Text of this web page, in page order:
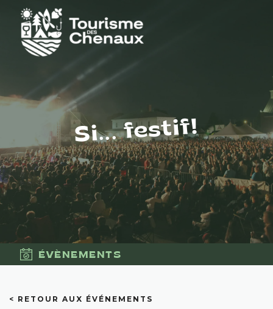
Si... festif!
ÉVÈNEMENTS
< RETOUR AUX ÉVÉNEMENTS